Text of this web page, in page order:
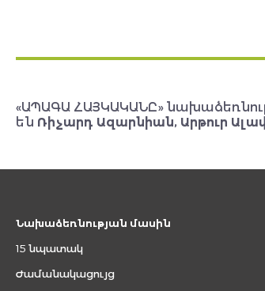
«ԱՊԱԳԱ ՀԱՅԿԱԿԱՆԸ»
են Ռիչարդ Ազարնիան, Արթուր
Նախաձեռնության մասին
15 նպատակ
Ժամանակացույց